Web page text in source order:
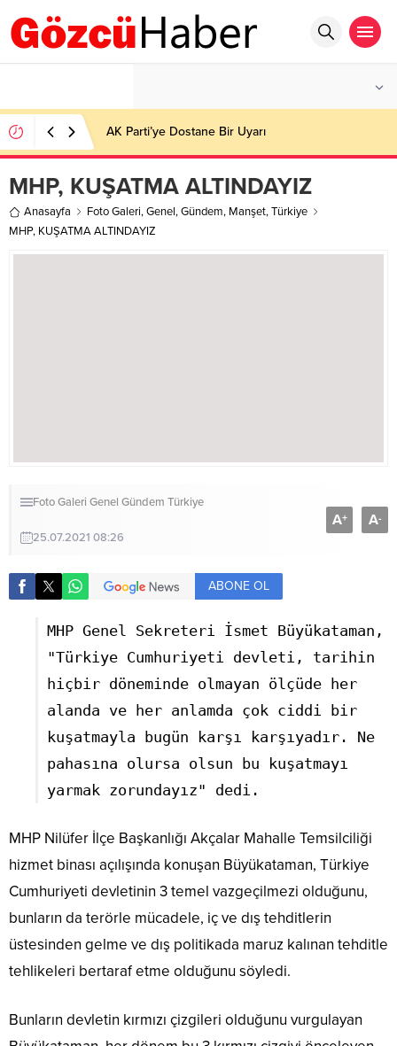
AK Parti’ye Dostane Bir Uyarı
MHP, KUŞATMA ALTINDAYIZ
Anasayfa Foto Galeri,Genel,Gündem, Manşet,Türkiye
MHP, KUŞATMA ALTINDAYIZ
Foto Galeri Genel Gündem Türkiye
25.07.2021 08:26
A+ A-
ABONE OL
MHP Genel Sekreteri İsmet Büyükataman,
"Türkiye Cumhuriyeti devleti, tarihin
hiçbir döneminde olmayan ölçüde her
alanda ve her anlamda çok ciddi bir
kuşatmayla bugün karşı karşıyadır. Ne
pahasına olursa olsun bu kuşatmayı
yarmak zorundayız" dedi.
MHP Nilüfer İlçe Başkanlığı Akçalar Mahalle Temsilciliği
hizmet binası açılışında konuşan Büyükataman, Türkiye
Cumhuriyeti devletinin 3 temel vazgeçilmezi olduğunu,
bunların da terörle mücadele, iç ve dış tehditlerin
üstesinden gelme ve dış politikada maruz kalınan tehditle
tehlikeleri bertaraf etme olduğunu söyledi.
Bunların devletin kırmızı çizgileri olduğunu vurgulayan